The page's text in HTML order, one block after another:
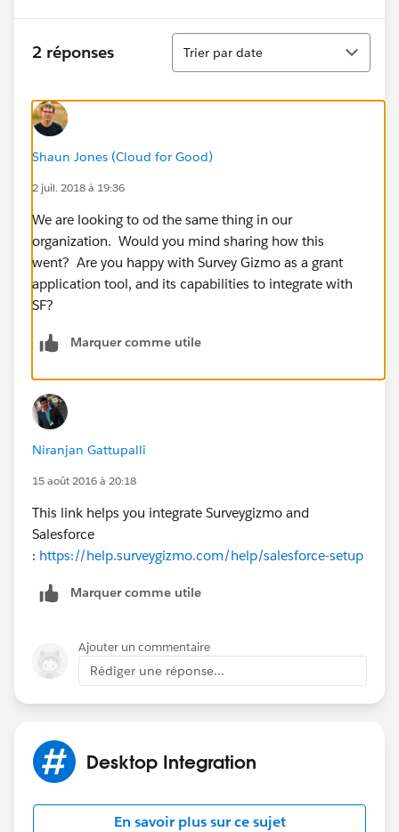
2 réponses
Tri
Trier par date
Shaun Jones (Cloud for Good)
2 juil. 2018 à 19:36
We are looking to od the same thing in our
organization. Would you mind sharing how this
went? Are you happy with Survey Gizmo as a grant
application tool, and its capabilities to integrate with
SF?
Marquer comme utile
Niranjan Gattupalli
15 août 2016 à 20:18
This link helps you integrate Surveygizmo and
Salesforce
: https://help.surveygizmo.com/help/salesforce-setup
Marquer comme utile
Ajouter un commentaire
Rédiger une réponse...
Desktop Integration
En savoir plus sur ce sujet